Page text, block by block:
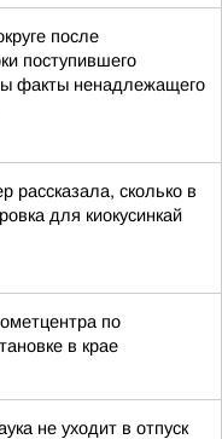
после
поступившего
факты ненадлежащего
рассказала, сколько в
для киокусинкай
по
в крае
не уходит в отпуск